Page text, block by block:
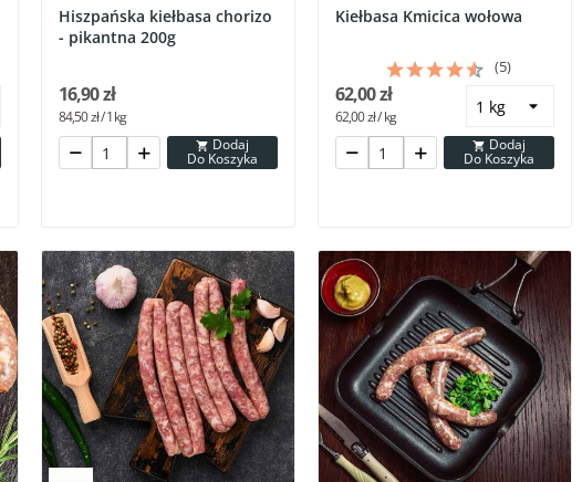
Hiszpańska kiełbasa chorizo
- pikantna 200g

Do Koszyka
16,90 zł
84,50 zł / 1kg
Kiełbasa Kmicica wołowa
(5)

Do Koszyka
62,00 zł
62,00 zł / kg